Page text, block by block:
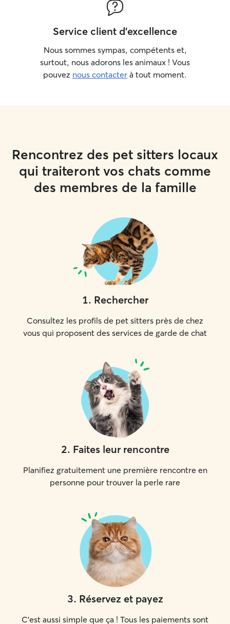
Service client d'excellence
Nous sommes sympas, compétents et,
surtout, nous adorons les animaux ! Vous
pouvez nous contacter à tout moment.
Rencontrez des pet sitters locaux
qui traiteront vos chats comme
des membres de la famille
1. Rechercher
Consultez les profils de pet sitters près de chez
vous qui proposent des services de garde de chat
2. Faites leur rencontre
Planifiez gratuitement une première rencontre en
personne pour trouver la perle rare
3. Réservez et payez
C'est aussi simple que ça ! Tous les paiements sont